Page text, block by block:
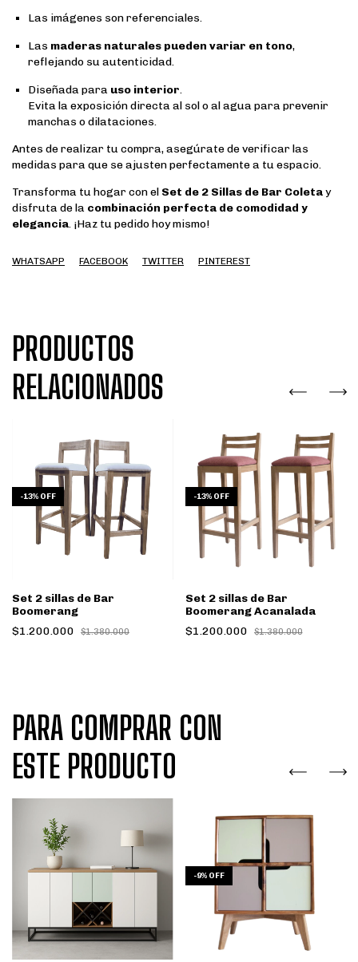
Las imágenes son referenciales.
Las maderas naturales pueden variar en tono,
reflejando su autenticidad.
Diseñada para uso interior.
Evita la exposición directa al sol o al agua para prevenir
manchas o dilataciones.
Antes de realizar tu compra, asegúrate de verificar las
medidas para que se ajusten perfectamente a tu espacio.
Transforma tu hogar con el Set de 2 Sillas de Bar Coletay
disfruta de la combinación perfecta de comodidad y
elegancia. ¡Haz tu pedido hoy mismo!
WHATSAPP FACEBOOK TWITTER PINTEREST
PRODUCTOS
RELACIONADOS
-13% OFF
Set 2 sillas de Bar
Boomerang
$1.200.000
$1.380.000
-13% OFF
Set 2 sillas de Bar
Boomerang Acanalada
$1.200.000
$1.380.000
PARA COMPRAR CON
ESTE PRODUCTO
-9% OFF